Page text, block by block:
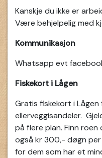
Kanskje du ikke er
Være behjelpelig med
Kommunikasjon
Whatsapp evt
Fiskekort i Lågen
Gratis fiskekort i
ellerveggisandeler.
på flere plan. Finn roen
også kr 300,- døgn
for dem som har et